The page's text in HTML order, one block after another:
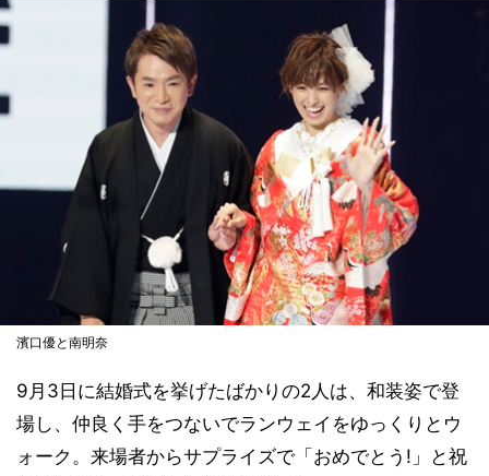
濱口優と南明奈
9月3日に結婚式を挙げたばかりの2人は、和装姿で登
場し、仲良く手をつないでランウェイをゆっくりとウ
ォーク。来場者からサプライズで「おめでとう!」と祝